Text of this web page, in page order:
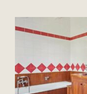
Contact